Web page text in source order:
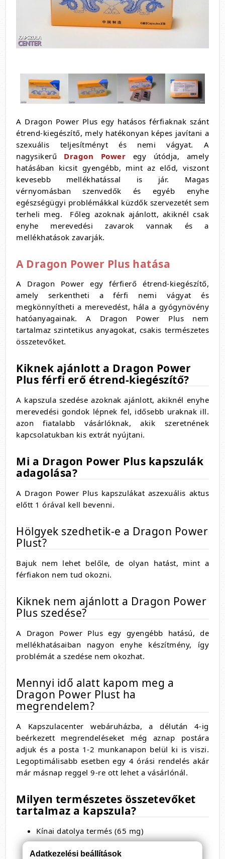
A Dragon Power Plus egy hatásos férfiaknak szánt
étrend-kiegészítő, mely hatékonyan képes javítani a
szexuális teljesítményt és nemi vágyat. A
nagysikerű Dragon Power egy útódja, amely
hatásában kicsit gyengébb, mint az előd, viszont
kevesebb mellékhatással is jár. Magas
vérnyomásban szenvedők és egyéb enyhe
egészségügyi problémákkal küzdők szervezetét sem
terheli meg. Főleg azoknak ajánlott, akiknél csak
enyhe merevedési zavarok vannak és a
mellékhatások zavarják.
A Dragon Power Plus hatása
A Dragon Power egy férfierő étrend-kiegészítő,
amely serkentheti a férfi nemi vágyat és
megkönnyítheti a merevedést, hála a gyógynövény
hatóanyagainak. A Dragon Power Plus nem
tartalmaz szintetikus anyagokat, csakis természetes
összetevőket.
Kiknek ajánlott a Dragon Power
Plus férfi erő étrend-kiegészítő?
A kapszula szedése azoknak ajánlott, akiknél enyhe
merevedési gondok lépnek fel, idősebb uraknak ill.
azon fiatalabb vásárlóknak, akik szeretnének
kapcsolatukban kis extrát nyújtani.
Mi a Dragon Power Plus kapszulák
adagolása?
A Dragon Power Plus kapszulákat aszexuális aktus
előtt 1 órával kell bevenni.
Hölgyek szedhetik-e a Dragon Power
Plust?
Bajuk nem lehet belőle, de olyan hatást, mint a
férfiakon nem tud okozni.
Kiknek nem ajánlott a Dragon Power
Plus szedése?
A Dragon Power Plus egy gyengébb hatású, de
mellékhatásaiban nagyon enyhe készítmény, így
problémát a szedése nem okozhat.
Mennyi idő alatt kapom meg a
Dragon Power Plust ha
megrendelem?
A Kapszulacenter webáruházba, a délután 4-ig
beérkezett megrendeléseket még aznap postára
adjuk és a posta 1-2 munkanapon belül ki is viszi.
Legoptimálisabb esetben egy 4 órási rendelés akár
már másnap reggel 9-re ott lehet a vásárlónál.
Milyen természetes összetevőket
tartalmaz a kapszula?
Kínai datolya termés (65 mg)
Adatkezelési beállítások